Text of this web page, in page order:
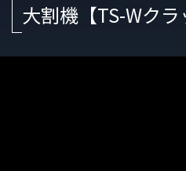
大割機【TS-Wク